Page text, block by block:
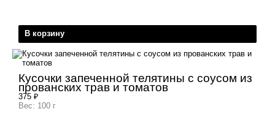
В корзину
Кусочки запеченной телятины с соусом из
прованских трав и томатов
375 ₽
Вес: 100 г